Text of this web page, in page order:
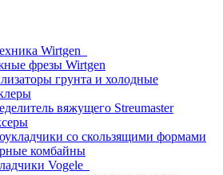
Wirtgen
фрезы Wirtgen
грунта и холодные
вяжущего Streumaster
со скользящими формами
комбайны
Vogele